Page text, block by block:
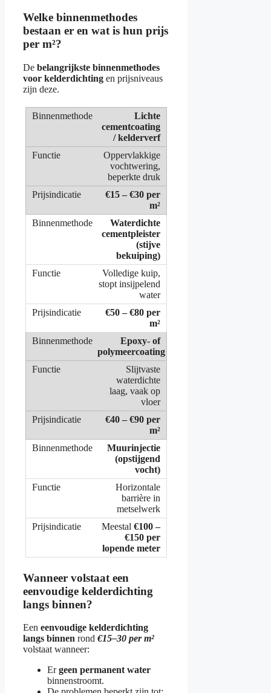
Welke binnenmethodes
bestaan er en wat is hun prijs
per m²?
De belangrijkste binnenmethodes
voor kelderdichting en prijsniveaus
zijn deze.
Lichte
cementcoating
/ kelderverf
Oppervlakkige
vochtwering,
beperkte druk
€15 – €30 per
m²
Waterdichte
cementpleister
(stijve
bekuiping)
Volledige kuip,
stopt insijpelend
water
€50 – €80 per
m²
Epoxy- of
polymeercoating
Slijtvaste
waterdichte
laag, vaak op
vloer
€40 – €90 per
m²
Muurinjectie
(opstijgend
vocht)
Horizontale
barrière in
metselwerk
Meestal €100 –
€150 per
lopende meter
Wanneer volstaat een
eenvoudige kelderdichting
langs binnen?
Een eenvoudige kelderdichting
langs binnen rond €15–30 per m²
volstaat wanneer:
Ergeen permanent water
binnenstroomt.